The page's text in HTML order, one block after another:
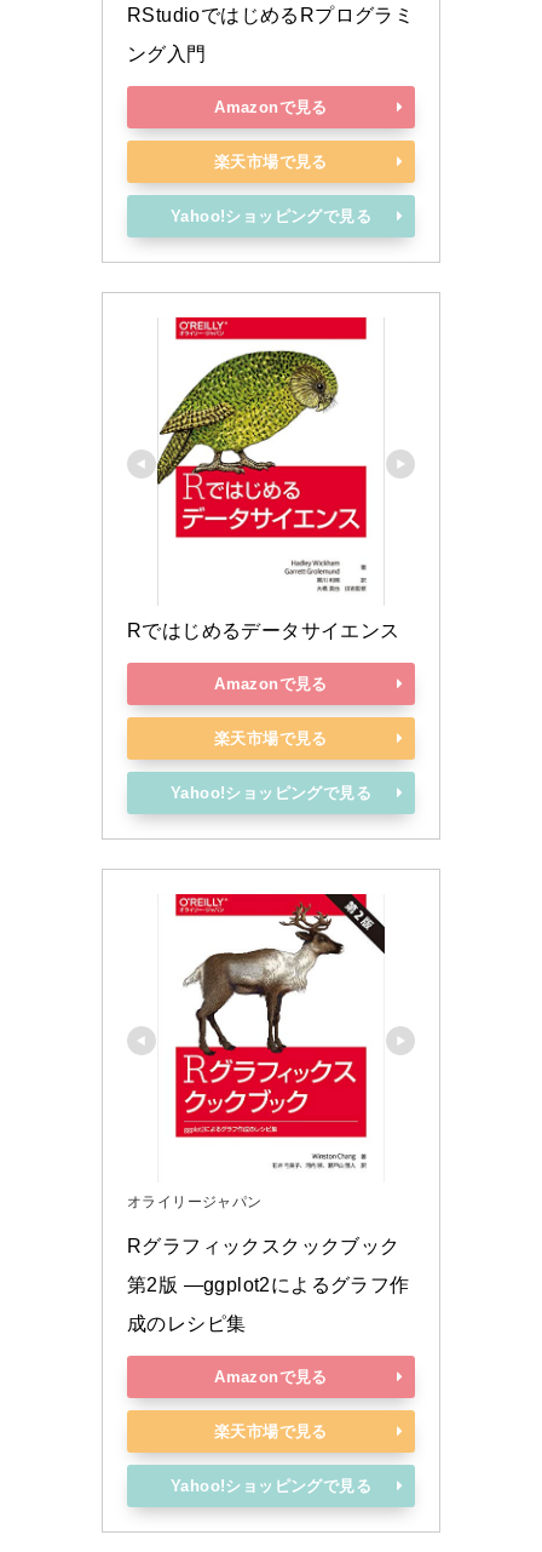
RStudioではじめるRプログラミ
ング入門
Amazonで見る
楽天市場で見る
Yahoo!ショッピングで見る
Rではじめるデータサイエンス
Amazonで見る
楽天市場で見る
Yahoo!ショッピングで見る
オライリージャパン
Rグラフィックスクックブック
第2版 ―ggplot2によるグラフ作
成のレシピ集
Amazonで見る
楽天市場で見る
Yahoo!ショッピングで見る